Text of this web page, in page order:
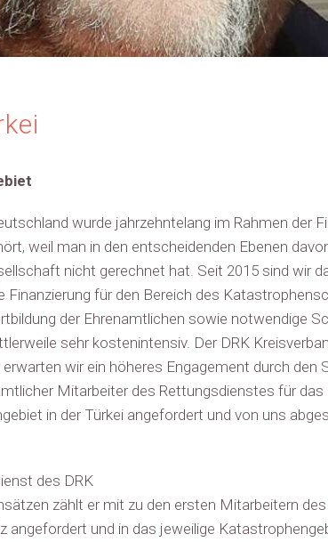
wurde jahrzehntelang im Rahmen der
weil man in den entscheidenden Ebenen
nicht gerechnet hat. Seit 2015 sind wir
für den Bereich des
der Ehrenamtlichen sowie notwendige
sehr kostenintensiv. Der DRK
wir ein höheres Engagement durch den
Mitarbeiter des Rettungsdienstes für das
in der Türkei angefordert und von uns
des DRK
zählt er mit zu den ersten Mitarbeitern des
angefordert und in das jeweilige